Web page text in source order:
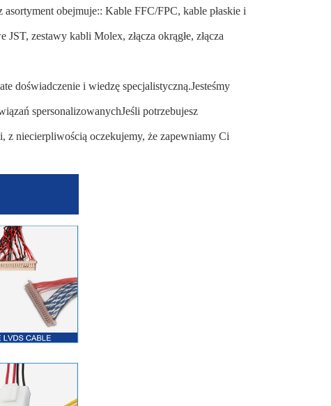
obejmuje:: Kable FFC/FPC, kable płaskie i
zestawy kabli Molex, złącza okrągłe, złącza
doświadczenie i wiedzę specjalistyczną.Jesteśmy
spersonalizowanychJeśli potrzebujesz
z niecierpliwością oczekujemy, że zapewniamy Ci